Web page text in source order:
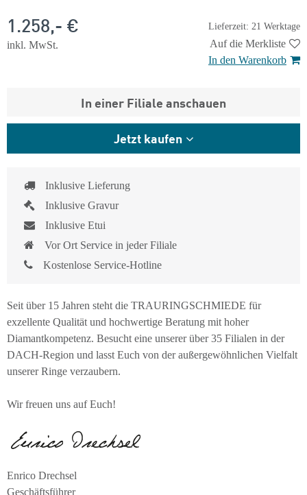
Lieferzeit: 21 Werktage
1.258,- €
inkl. MwSt.
Auf die Merkliste
In den Warenkorb
In einer Filiale anschauen
Jetzt kaufen
Inklusive Lieferung
Inklusive Gravur
Inklusive Etui
Vor Ort Service in jeder Filiale
Kostenlose Service-Hotline
Seit über 15 Jahren steht die TRAURINGSCHMIEDE für
exzellente Qualität und hochwertige Beratung mit hoher
Diamantkompetenz. Besucht eine unserer über 35 Filialen in der
DACH-Region und lasst Euch von der außergewöhnlichen Vielfalt
unserer Ringe verzaubern.
Wir freuen uns auf Euch!
Enrico Drechsel
Geschäftsführer